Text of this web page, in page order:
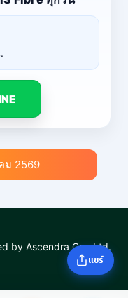
ม 2569
by Ascendra Co., Ltd.
แชร์